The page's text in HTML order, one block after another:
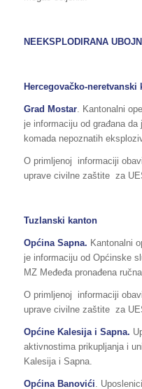
N EEKSPLODIRANA
Hercegovačko-neretvanski
Grad Mostar. Kantonalni
je informaciju od građana
komada nepoznatih
O primljenoj informaciji
uprave civilne zaštite za
Tuzlanski kanton
Općina Sapna. Kantonalni
je informaciju od Općinske
MZ Međeđa pronađena
O primljenoj informaciji
uprave civilne zaštite za
Općine Kalesija i Sapna.
aktivnostima prikupljanja i
Kalesija i Sapna.
Općina Banovići.